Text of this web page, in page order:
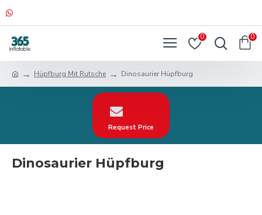
0 0
Hüpfburg Mit Rutsche Dinosaurier Hüpfburg
Request Price
Dinosaurier Hüpfburg